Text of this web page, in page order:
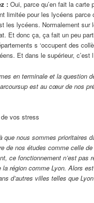
: Oui, parce qu’en fait la carte
limitée pour les lycéens parce
les lycéens. Normalement sur
Et donc ça, ça fait un peu
s ‘occupent des
Et dans le supérieur, c’est l
en terminale et la question
est au cœur de nos
vos stress
que nous sommes prioritaires
de nos études comme celle
ce fonctionnement n’est pas
région comme Lyon. Alors
d’autres villes telles que